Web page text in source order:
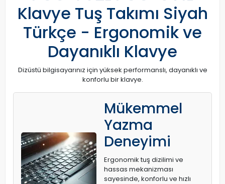
Klavye Tuş Takımı Siyah
Türkçe - Ergonomik ve
Dayanıklı Klavye
Dizüstü bilgisayarınız için yüksek performanslı, dayanıklı ve
konforlu bir klavye.
Mükemmel
Yazma
Deneyimi
Ergonomik tuş dizilimi ve
hassas mekanizması
sayesinde, konforlu ve hızlı